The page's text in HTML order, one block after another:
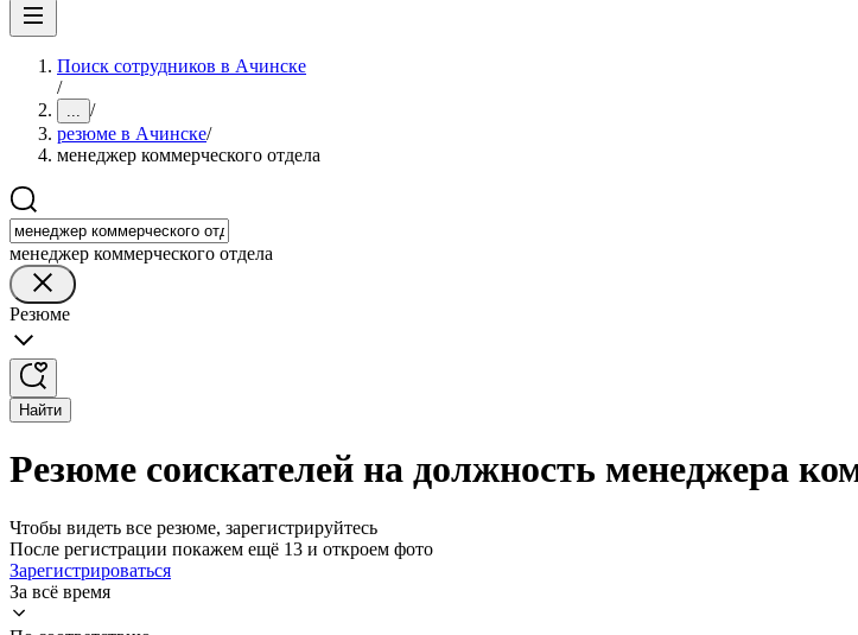
Поиск сотрудников в Ачинске
/
... /
резюме в Ачинске/
менеджер коммерческого отдела
менеджер коммерческого отдела
Резюме
Найти
Резюме соискателей на должность менеджера
Чтобы видеть все резюме, зарегистрируйтесь
После регистрации покажем ещё 13 и откроем фото
Зарегистрироваться
За всё время